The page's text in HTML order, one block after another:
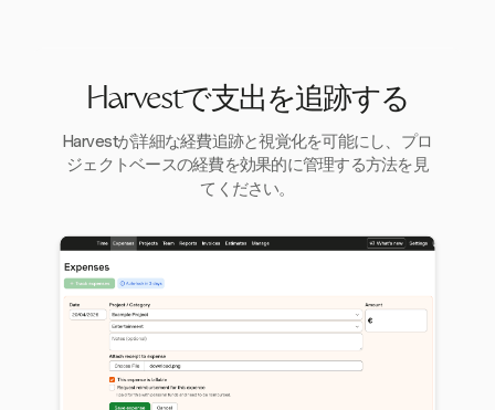
Harvestで支出を追跡する
Harvestが詳細な経費追跡と視覚化を可能にし、プロ
ジェクトベースの経費を効果的に管理する方法を見
てください。